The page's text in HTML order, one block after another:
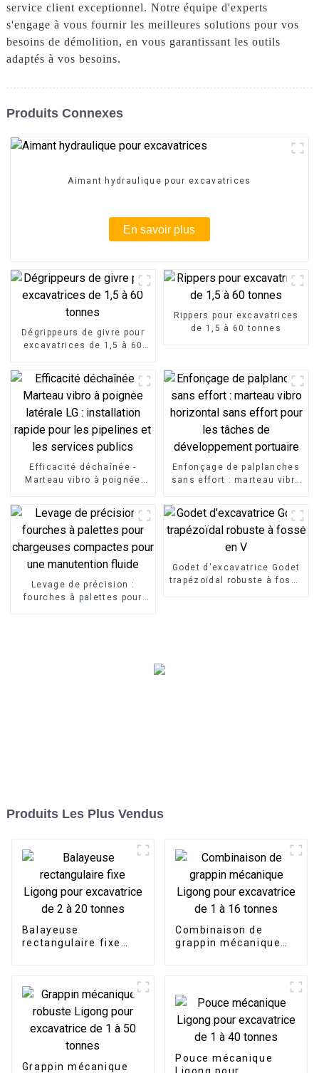
service client exceptionnel. Notre équipe d'experts
s'engage à vous fournir les meilleures solutions pour vos
besoins de démolition, en vous garantissant les outils
adaptés à vos besoins.
Produits Connexes
Aimant hydraulique pour excavatrices
En savoir plus
Dégrippeurs de givre pour
excavatrices de 1,5 à 60
Rippers pour excavatrices
de 1,5 à 60 tonnes
Efficacité déchaînée -
Marteau vibro à poignée
rapide pour les pipelines et
les services publics
Enfonçage de palplanches
sans effort : marteau vibro
développement portuaire
Levage de précision :
fourches à palettes pour
Godet d'excavatrice Godet
trapézoïdal robuste à fossé
Produits Les Plus Vendus
Balayeuse
rectangulaire fixe
Combinaison de
grappin mécanique
Grappin mécanique
Pouce mécanique